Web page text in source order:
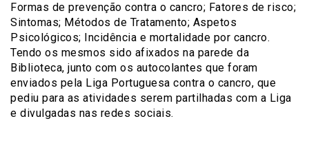
Formas de prevenção contra o cancro; Fatores de risco;
Sintomas; Métodos de Tratamento; Aspetos
Psicológicos; Incidência e mortalidade por cancro.
Tendo os mesmos sido afixados na parede da
Biblioteca, junto com os autocolantes que foram
enviados pela Liga Portuguesa contra o cancro, que
pediu para as atividades serem partilhadas com a Liga
e divulgadas nas redes sociais.